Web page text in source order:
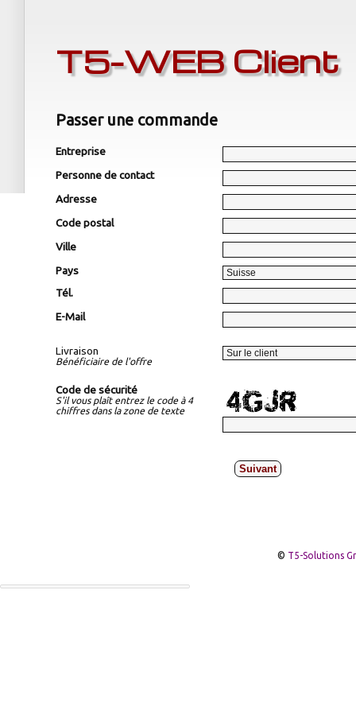
T5-WEB Client
Passer une commande
Entreprise
Personne de contact
Adresse
Code postal
Ville
Pays
Tél.
E-Mail
Livraison
Bénéficiaire de l'offre
Code de sécurité
S'il vous plaît entrez le code à 4
chiffres dans la zone de texte
Suivant
© T5-Solutions